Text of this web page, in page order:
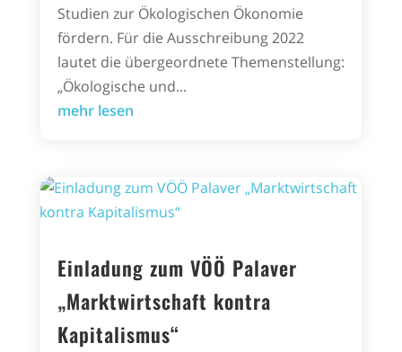
Studien zur Ökologischen Ökonomie
fördern. Für die Ausschreibung 2022
lautet die übergeordnete Themenstellung:
„Ökologische und...
mehr lesen
Einladung zum VÖÖ Palaver
„Marktwirtschaft kontra
Kapitalismus“